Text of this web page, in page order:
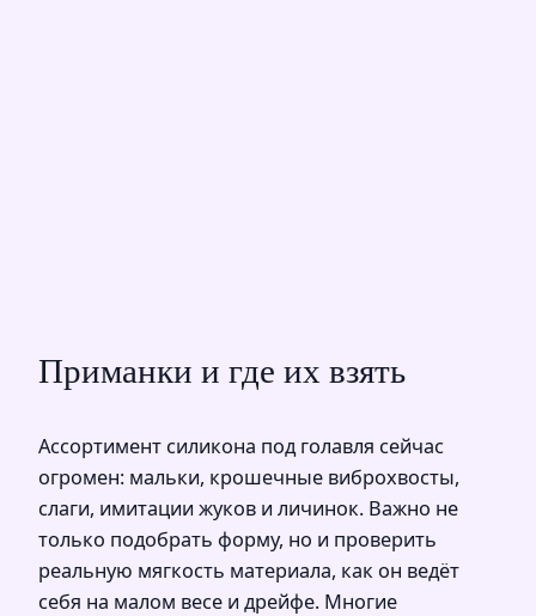
Приманки и где их взять
Ассортимент силикона под голавля сейчас
огромен: мальки, крошечные виброхвосты,
слаги, имитации жуков и личинок. Важно не
только подобрать форму, но и проверить
реальную мягкость материала, как он ведёт
себя на малом весе и дрейфе. Многие